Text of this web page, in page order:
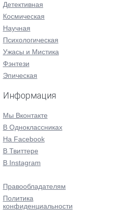
Детективная
Космическая
Научная
Психологическая
Ужасы и Мистика
Фэнтези
Эпическая
Информация
Мы Вконтакте
В Одноклассниках
На Facebook
В Твиттере
В Instagram
Правообладателям
Политика
конфиденциальности